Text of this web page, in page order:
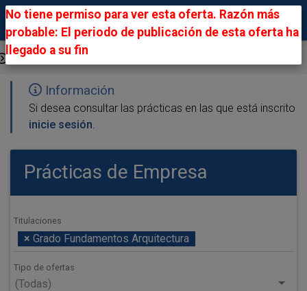
Ofertas Públicas
Información
Si desea consultar las prácticas en las que está inscrito
inicie sesión.
Prácticas de Empresa
Titulaciones
× Grado Fundamentos Arquitectura
Tipo de ofertas
(Todas)
No tiene permiso para ver esta oferta. Razón más
probable: El periodo de publicación de esta oferta ha
llegado a su fin